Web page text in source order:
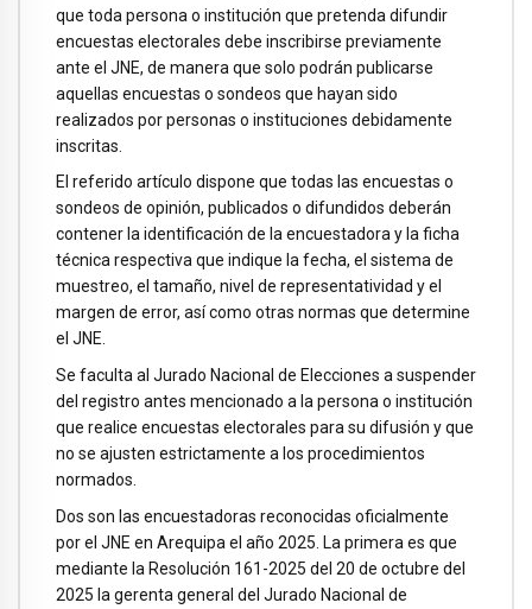
que toda persona o institución que pretenda difundir
encuestas electorales debe inscribirse previamente
ante el JNE, de manera que solo podrán publicarse
aquellas encuestas o sondeos que hayan sido
realizados por personas o instituciones debidamente
inscritas.
El referido artículo dispone que todas las encuestas o
sondeos de opinión, publicados o difundidos deberán
contener la identificación de la encuestadora y la ficha
técnica respectiva que indique la fecha, el sistema de
muestreo, el tamaño, nivel de representatividad y el
margen de error, así como otras normas que determine
el JNE.
Se faculta al Jurado Nacional de Elecciones a suspender
del registro antes mencionado a la persona o institución
que realice encuestas electorales para su difusión y que
no se ajusten estrictamente a los procedimientos
normados.
Dos son las encuestadoras reconocidas oficialmente
por el JNE en Arequipa el año 2025. La primera es que
mediante la Resolución 161-2025 del 20 de octubre del
2025 la gerenta general del Jurado Nacional de